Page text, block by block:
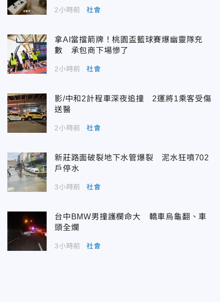
2小時前 社會
拿AI當擋箭牌！桃園盃籃球賽爆幽靈隊充
數 承包商下場慘了
2小時前 社會
影/中和2計程車深夜追撞 2運將1乘客受傷
送醫
2小時前 社會
新莊路面破裂地下水管爆裂 泥水狂噴702
戶停水
3小時前 社會
台中BMW男撞護欄命大 轎車烏龜翻、車
頭全爛
3小時前 社會